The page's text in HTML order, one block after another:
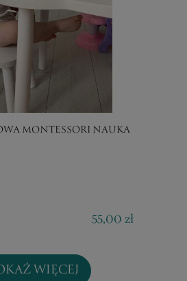
MONTESSORI NAUKA
55,00 zł
WIĘCEJ